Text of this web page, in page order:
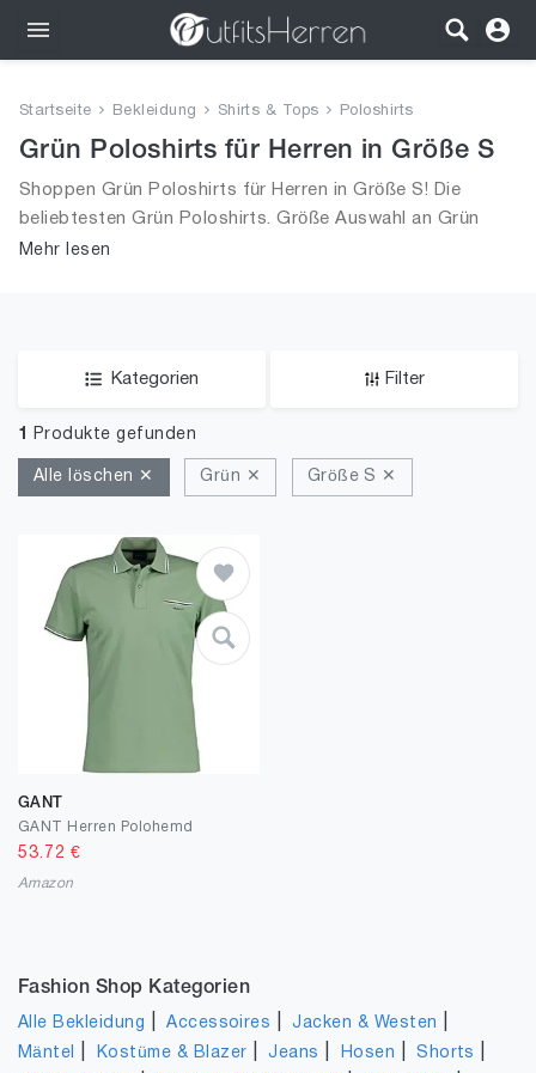
Bekleidung
Wäsche
Schuhe
Startseite Bekleidung Shirts & Tops Poloshirts
Grün Poloshirts für Herren in Größe S
Shoppen Grün Poloshirts für Herren in Größe S! Die
beliebtesten Grün Poloshirts. Größe Auswahl an Grün
Poloshirts in Größe S und alle Trends aus 2026 für
Mehr lesen
Kategorien Filter
1 Produkte gefunden
Alle löschen ✕ Grün ✕ Größe S ✕
GANT
GANT Herren Polohemd
53.72 €
Amazon
Fashion Shop Kategorien
Alle Bekleidung |Accessoires |Jacken & Westen
Mäntel Kostüme & Blazer |Jeans Hosen |Shorts